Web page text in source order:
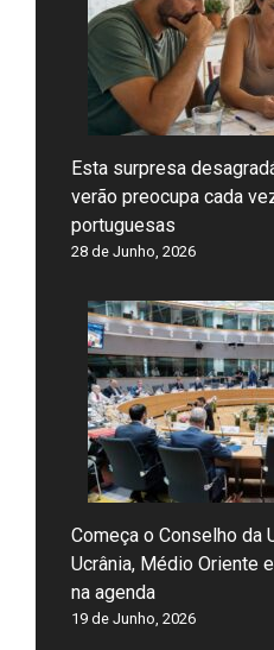
Esta surpresa
verão preocupa cada
portuguesas
28 de Junho, 2026
Começa o Conselho da
Ucrânia, Médio Oriente
na agenda
19 de Junho, 2026